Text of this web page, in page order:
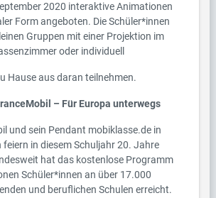
2020 interaktive Animationen
Form angeboten. Die Schüler*innen
Gruppen mit einer Projektion im
oder individuell
Hause aus daran teilnehmen.
– Für Europa unterwegs
und sein Pendant mobiklasse.de in
feiern in diesem Schuljahr 20. Jahre
hat das kostenlose Programm
Schüler*innen an über 17.000
und beruflichen Schulen erreicht.